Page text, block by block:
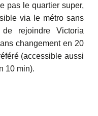
pas le quartier super,
via le métro sans
rejoindre Victoria
changement en 20
(accessible aussi
10 min).